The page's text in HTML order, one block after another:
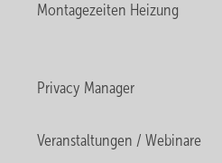
Montagezeiten Heizung
Privacy Manager
Veranstaltungen / Webinare